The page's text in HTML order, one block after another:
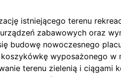
istniejącego terenu
zabawowych oraz
budowę nowoczesnego
wyposażonego
terenu zielenią i ciągami